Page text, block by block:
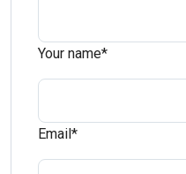
Your name*
Email*